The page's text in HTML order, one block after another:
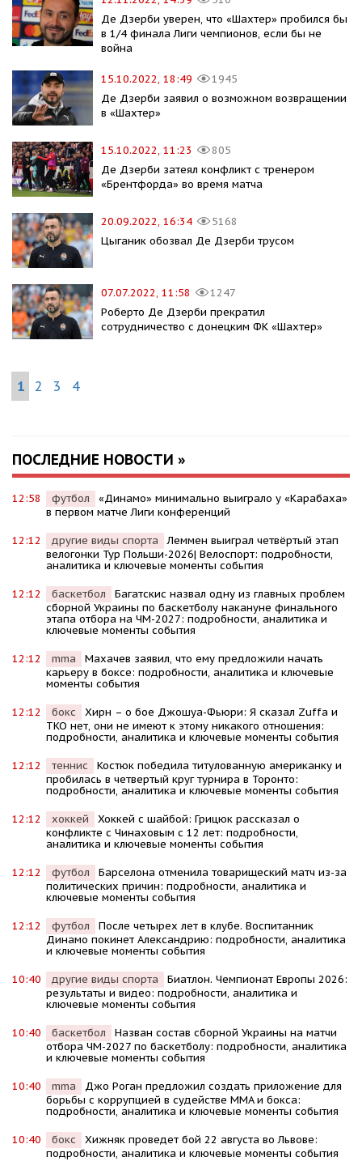
Де Дзерби уверен, что «Шахтер» пробился бы
в 1/4 финала Лиги чемпионов, если бы не
война
15.10.2022, 18:49
1945
Де Дзерби заявил о возможном возвращении
в «Шахтер»
15.10.2022, 11:23
805
Де Дзерби затеял конфликт с тренером
«Брентфорда» во время матча
20.09.2022, 16:34
5168
Цыганик обозвал Де Дзерби трусом
07.07.2022, 11:58
1247
Роберто Де Дзерби прекратил
сотрудничество с донецким ФК «Шахтер»
1 2 3 4
ПОСЛЕДНИЕ НОВОСТИ »
12:58 футбол
«Динамо» минимально выиграло у «Карабаха»
в первом матче Лиги конференций
12:12 другие виды спорта
Леммен выиграл четвёртый этап
велогонки Тур Польши-2026| Велоспорт: подробности,
аналитика и ключевые моменты события
12:12 баскетбол
Багатскис назвал одну из главных проблем
сборной Украины по баскетболу накануне финального
этапа отбора на ЧМ-2027: подробности, аналитика и
ключевые моменты события
12:12 mma
Махачев заявил, что ему предложили начать
карьеру в боксе: подробности, аналитика и ключевые
моменты события
12:12 бокс
Хирн – о бое Джошуа-Фьюри: Я сказал Zuffa и
TKO нет, они не имеют к этому никакого отношения:
подробности, аналитика и ключевые моменты события
12:12 теннис
Костюк победила титулованную американку и
пробилась в четвертый круг турнира в Торонто:
подробности, аналитика и ключевые моменты события
12:12 хоккей
Хоккей с шайбой: Грицюк рассказал о
конфликте с Чинаховым с 12 лет: подробности,
аналитика и ключевые моменты события
12:12 футбол
Барселона отменила товарищеский матч из-за
политических причин: подробности, аналитика и
ключевые моменты события
12:12 футбол
После четырех лет в клубе. Воспитанник
Динамо покинет Александрию: подробности, аналитика
и ключевые моменты события
10:40 другие виды спорта
Биатлон. Чемпионат Европы 2026:
результаты и видео: подробности, аналитика и
ключевые моменты события
10:40 баскетбол
Назван состав сборной Украины на матчи
отбора ЧМ-2027 по баскетболу: подробности, аналитика
и ключевые моменты события
10:40 mma
Джо Роган предложил создать приложение для
борьбы с коррупцией в судействе MMA и бокса:
подробности, аналитика и ключевые моменты события
10:40 бокс
Хижняк проведет бой 22 августа во Львове:
подробности, аналитика и ключевые моменты события